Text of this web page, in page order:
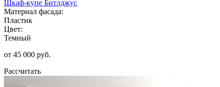
Шкаф-купе Битлджус
Материал фасада:
Пластик
Цвет:
Темный
от 45 000 руб.
Рассчитать